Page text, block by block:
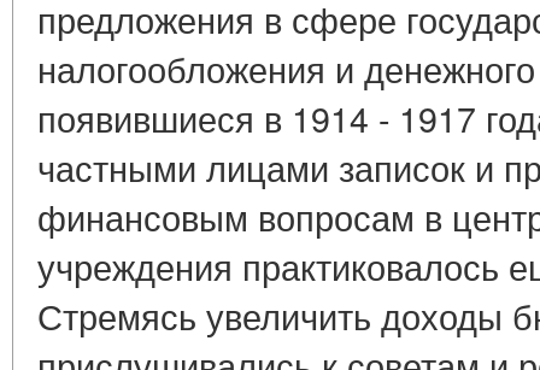
предложения в сфере
налогообложения и
появившиеся в 1914 - 1917
частными лицами записок и
финансовым вопросам в
учреждения практиковалось
Стремясь увеличить доходы